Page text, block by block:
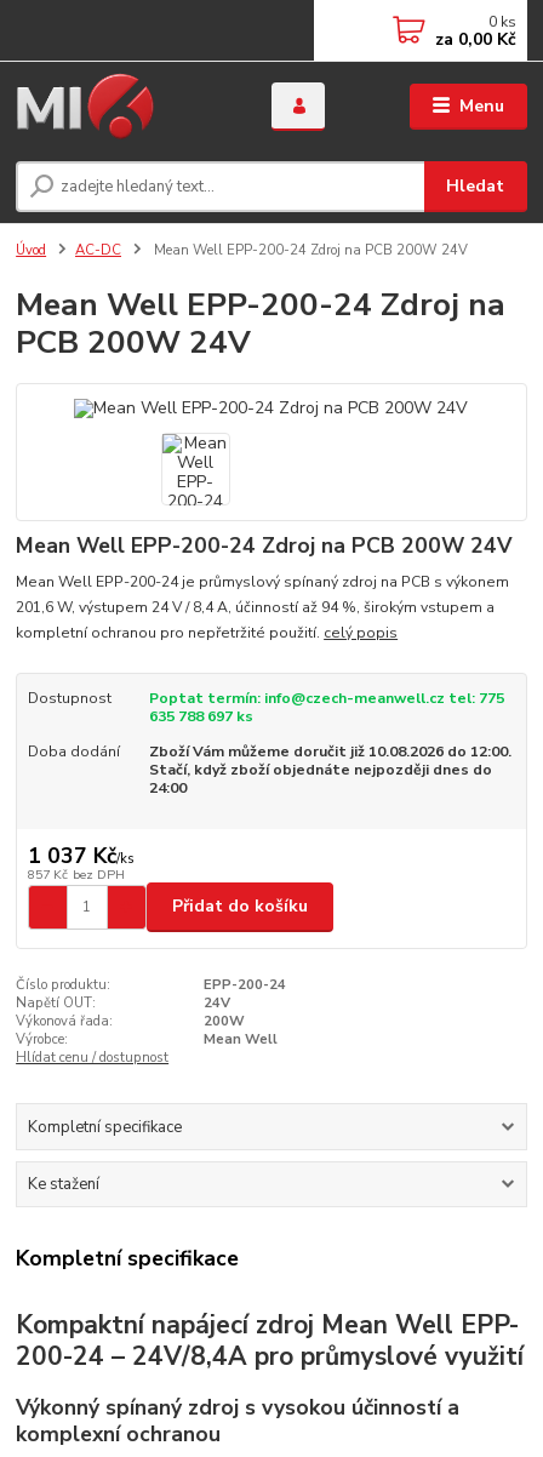
Menu
Hledat
0 ks
za 0,00 Kč
Úvod AC-DC Mean Well EPP-200-24 Zdroj na PCB 200W 24V
Mean Well EPP-200-24 Zdroj na
PCB 200W 24V
Mean Well EPP-200-24 Zdroj na PCB 200W 24V
Mean Well EPP-200-24 je průmyslový spínaný zdroj na PCB s výkonem
201,6 W, výstupem 24 V / 8,4 A, účinností až 94 %, širokým vstupem a
kompletní ochranou pro nepřetržité použití. celý popis
Dostupnost
Poptat termín: info@czech-meanwell.cz tel: 775
635 788 697 ks
Doba dodání
Zboží Vám můžeme doručit již 10.08.2026 do 12:00.
Stačí, když zboží objednáte nejpozději dnes do
24:00
1 037 Kč/ks
857 Kč bez DPH
Přidat do košíku
Číslo produktu:
EPP-200-24
Napětí OUT:
24V
Výkonová řada:
200W
Výrobce:
Mean Well
Hlídat cenu / dostupnost
Kompletní specifikace
Ke stažení
Kompletní specifikace
Kompaktní napájecí zdroj Mean Well EPP-
200-24 – 24V/8,4A pro průmyslové využití
Výkonný spínaný zdroj s vysokou účinností a
komplexní ochranou